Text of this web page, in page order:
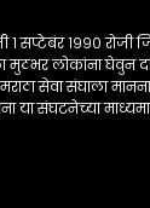
१ सप्टेबंर १९९० रोजी
मुठभर लोकांना घेवुन
सेवा संघाला
या संघटनेच्या